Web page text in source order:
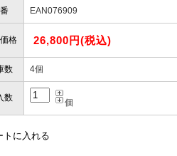
EAN076909
格 26,800円(税込)
数 4個
数 個